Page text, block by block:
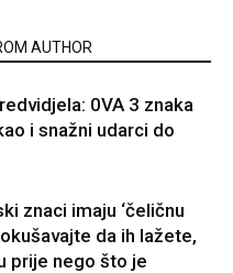
AUTHOR
0VA 3 znaka
i snažni udarci do
znaci imaju ‘čeličnu
da ih lažete,
prije nego što je